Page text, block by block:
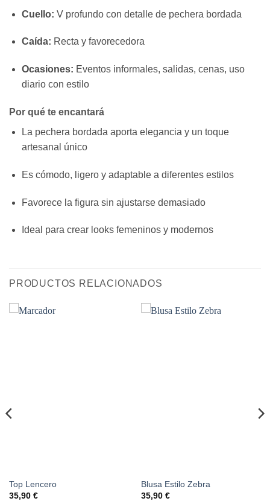
Cuello: V profundo con detalle de pechera bordada
Caída: Recta y favorecedora
Ocasiones: Eventos informales, salidas, cenas, uso
diario con estilo
Por qué te encantará
La pechera bordada aporta elegancia y un toque
artesanal único
Es cómodo, ligero y adaptable a diferentes estilos
Favorece la figura sin ajustarse demasiado
Ideal para crear looks femeninos y modernos
PRODUCTOS RELACIONADOS
Top Lencero
35,90 €
Blusa Estilo Zebra
35,90 €